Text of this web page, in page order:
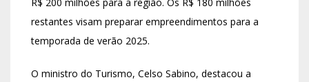
restantes visam preparar empreendimentos para a
temporada de verão 2025.
O ministro do Turismo, Celso Sabino, destacou a